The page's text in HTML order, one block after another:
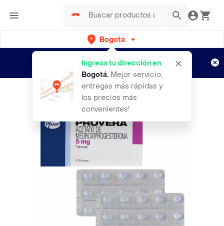
Bogotá
Ingresa tu dirección en
Bogotá. Mejor servicio,
entregas más rápidas y
los precios más
convenientes!
envíos gratis por semanas
Aplican TyC